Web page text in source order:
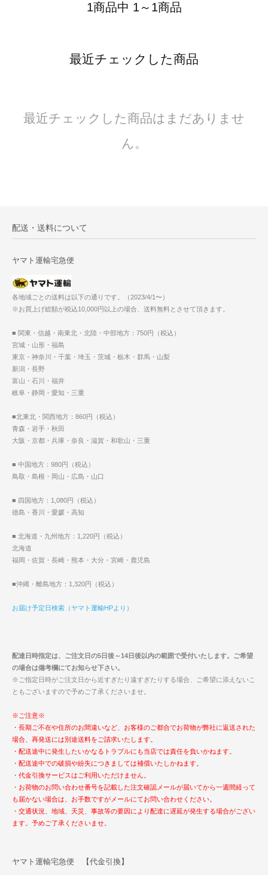
1商品中 1～1商品
最近チェックした商品
最近チェックした商品はまだありませ
ん。
配送・送料について
ヤマト運輸宅急便
各地域ごとの送料は以下の通りです。（2023/4/1〜）
※お買上げ総額が税込10,000円以上の場合、送料無料とさせて頂きます。
■ 関東・信越・南東北・北陸・中部地方：750円（税込）
宮城・山形・福島
東京・神奈川・千葉・埼玉・茨城・栃木・群馬・山梨
新潟・長野
富山・石川・福井
岐阜・静岡・愛知・三重
■北東北・関西地方：860円（税込）
青森・岩手・秋田
大阪・京都・兵庫・奈良・滋賀・和歌山・三重
■ 中国地方：980円（税込）
鳥取・島根・岡山・広島・山口
■ 四国地方：1,080円（税込）
徳島・香川・愛媛・高知
■ 北海道・九州地方：1,220円（税込）
北海道
福岡・佐賀・長崎・熊本・大分・宮崎・鹿児島
■沖縄・離島地方：1,320円（税込）
お届け予定日検索（ヤマト運輸HPより）
配達日時指定は、ご注文日の5日後～14日後以内の範囲で受付いたします。ご希望
の場合は備考欄にてお知らせ下さい。
※ご指定日時がご注文日から近すぎたり遠すぎたりする場合、ご希望に添えないこ
ともございますので予めご了承くださいませ。
※ご注意※
・長期ご不在や住所のお間違いなど、お客様のご都合でお荷物が弊社に返送された
場合、再発送には別途送料をご請求いたします。
・配送途中に発生したいかなるトラブルにも当店では責任を負いかねます。
・配送途中での破損や紛失につきましては補償いたしかねます。
・代金引換サービスはご利用いただけません。
・お荷物のお問い合わせ番号を記載した注文確認メールが届いてから一週間経って
も届かない場合は、お手数ですがメールにてお問い合わせください。
・交通状況、地域、天災、事故等の要因により配達に遅延が発生する場合がござい
ます。予めご了承くださいませ。
ヤマト運輸宅急便 【代金引換】